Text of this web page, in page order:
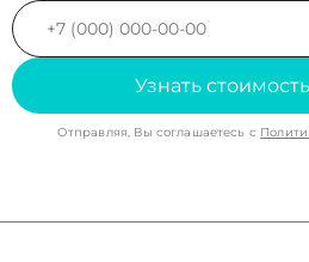
Узнать
Отправляя, Вы соглашаетесь с